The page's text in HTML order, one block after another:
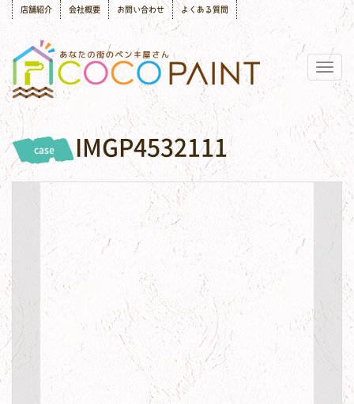
店舗紹介 会社概要 お問い合わせ よくある質問
case IMGP4532111